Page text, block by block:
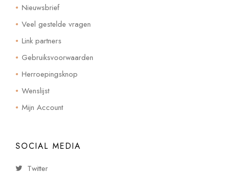
Nieuwsbrief
Veel gestelde vragen
Link partners
Gebruiksvoorwaarden
Herroepingsknop
Wenslijst
Mijn Account
SOCIAL MEDIA
Twitter